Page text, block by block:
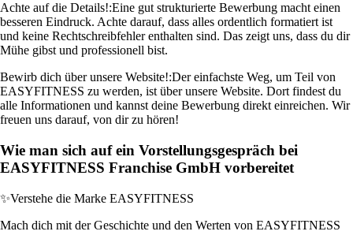
Achte auf die Details!:Eine gut strukturierte Bewerbung macht einen
besseren Eindruck. Achte darauf, dass alles ordentlich formatiert ist
und keine Rechtschreibfehler enthalten sind. Das zeigt uns, dass du dir
Mühe gibst und professionell bist.
Bewirb dich über unsere Website!:Der einfachste Weg, um Teil von
EASYFITNESS zu werden, ist über unsere Website. Dort findest du
alle Informationen und kannst deine Bewerbung direkt einreichen. Wir
freuen uns darauf, von dir zu hören!
Wie man sich auf ein Vorstellungsgespräch bei
EASYFITNESS Franchise GmbH vorbereitet
✨Verstehe die Marke EASYFITNESS
Mach dich mit der Geschichte und den Werten von EASYFITNESS